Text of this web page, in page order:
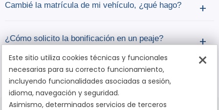
Cambié la matrícula de mi vehículo, ¿qué hago? +
¿Cómo solicito la bonificación en un peaje? +
Tengo cargos en Sucive, ¿a qué corresponden? ×
Este sitio utiliza cookies técnicas y funcionales
necesarias para su correcto funcionamiento,
incluyendo funcionalidades asociadas a sesión,
idioma, navegación y seguridad.
Asimismo, determinados servicios de terceros